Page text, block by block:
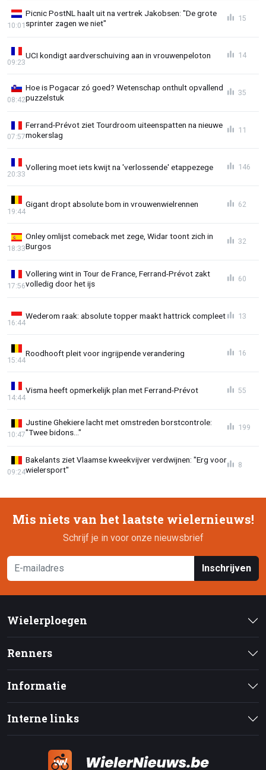
Picnic PostNL haalt uit na vertrek Jakobsen: "De grote
sprinter zagen we niet"
10:01
15
UCI kondigt aardverschuiving aan in vrouwenpeloton
09:23
14
Hoe is Pogacar zó goed? Wetenschap onthult opvallend
puzzelstuk
08:42
35
Ferrand-Prévot ziet Tourdroom uiteenspatten na nieuwe
mokerslag
07:57
11
Vollering moet iets kwijt na 'verlossende' etappezege
20:33
146
Gigant dropt absolute bom in vrouwenwielrennen
19:44
62
Onley omlijst comeback met zege, Widar toont zich in
Burgos
18:33
32
Vollering wint in Tour de France, Ferrand-Prévot zakt
volledig door het ijs
17:56
60
Wederom raak: absolute topper maakt hattrick compleet
16:44
13
Roodhooft pleit voor ingrijpende verandering
15:44
16
Visma heeft opmerkelijk plan met Ferrand-Prévot
14:44
55
Justine Ghekiere lacht met omstreden borstcontrole:
"Twee bidons..."
10:47
199
Bakelants ziet Vlaamse kweekvijver verdwijnen: "Erg voor
wielersport"
09:24
8
Mis niets van het laatste wielernieuws!
Schrijf je in voor onze nieuwsbrief
Inschrijven
Wielerploegen
Renners
Informatie
Interne links